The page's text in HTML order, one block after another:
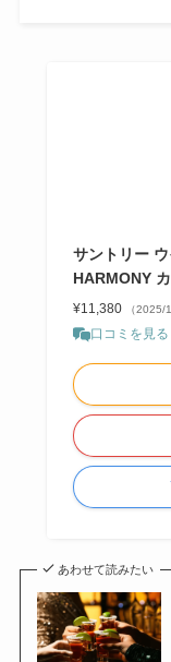
サントリー
HARMONY
¥11,380 （2025/
口コミを見る
あわせて読みたい